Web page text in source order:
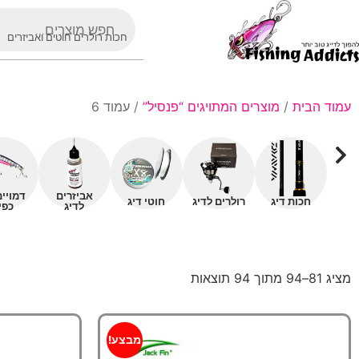
חכות רולרים חוטים ואביזרים
עמוד הבית / מוצרים המתויגים “פנסיל” / עמוד 6
חכות דיג רולרים לדיג חוטי דיג
אביזרים
לדיג
מציג 81–94 מתוך 94 תוצאות
מבצע!